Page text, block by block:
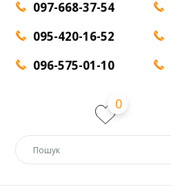
097-668-37-54
095-420-16-52
096-575-01-10
0